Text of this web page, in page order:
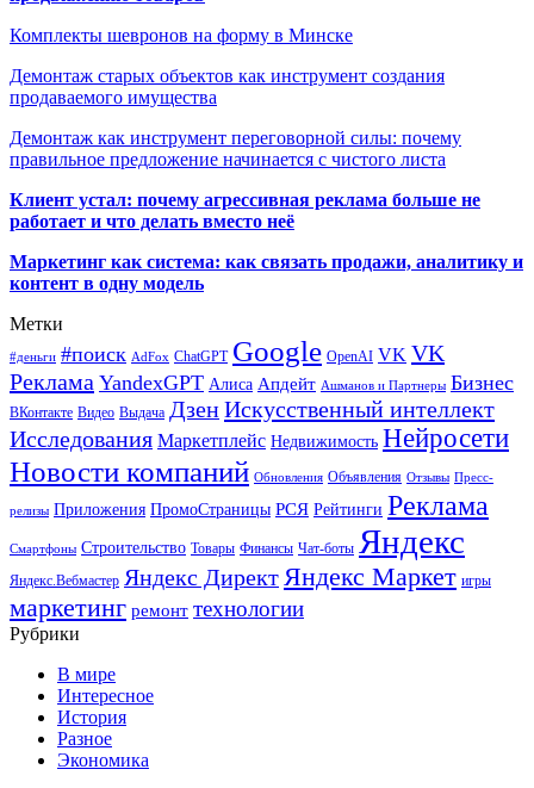
Комплекты шевронов на форму в Минске
Демонтаж старых объектов как инструмент создания
продаваемого имущества
Демонтаж как инструмент переговорной силы: почему
правильное предложение начинается с чистого листа
Клиент устал: почему агрессивная реклама больше не
работает и что делать вместо неё
Маркетинг как система: как связать продажи, аналитику и
контент в одну модель
Метки
#деньги #поиск AdFox ChatGPT Google OpenAI VK VK
Реклама YandexGPT Алиса Апдейт Ашманов и Партнеры Бизнес
ВКонтакте Видео Выдача ДзенИскусственный интеллект
Исследования Маркетплейс Недвижимость Нейросети
Новости компаний Обновления Объявления Отзывы Пресс-
релизы Приложения ПромоСтраницы РСЯ Рейтинги Реклама
Смартфоны Строительство Товары Финансы Чат-боты Яндекс
Яндекс.Вебмастер Яндекс Директ Яндекс Маркет игры
маркетинг ремонт технологии
Рубрики
В мире
Интересное
История
Разное
Экономика